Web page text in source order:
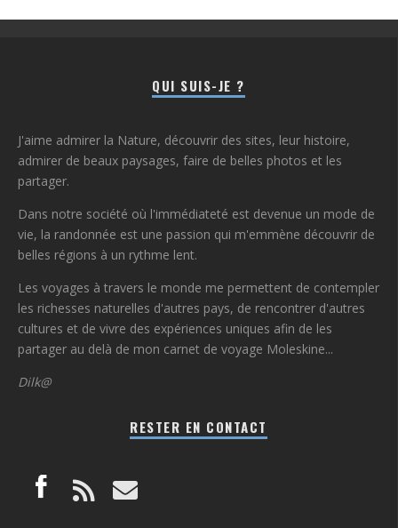
QUI SUIS-JE ?
J'aime admirer la Nature, découvrir des sites, leur histoire,
admirer de beaux paysages, faire de belles photos et les
partager.
Dans notre société où l'immédiateté est devenue un mode de
vie, la randonnée est une passion qui m'emmène découvrir de
belles régions à un rythme lent.
Les voyages à travers le monde me permettent de contempler
les richesses naturelles d'autres pays, de rencontrer d'autres
cultures et de vivre des expériences uniques afin de les
partager au delà de mon carnet de voyage Moleskine...
Dilk@
RESTER EN CONTACT